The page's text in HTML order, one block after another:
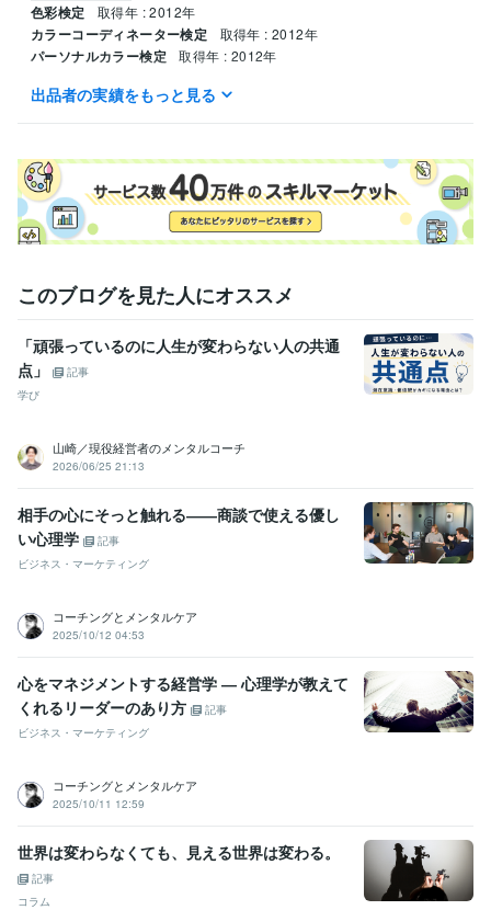
色彩検定 取得年 : 2012年
カラーコーディネーター検定 取得年 : 2012年
パーソナルカラー検定 取得年 : 2012年
得意分野
出品者の実績をもっと見る
このブログを見た人にオススメ
「頑張っているのに人生が変わらない人の共通
点」
記事
学び
山崎／現役経営者のメンタルコーチ
2026/06/25 21:13
相手の心にそっと触れる――商談で使える優し
い心理学
記事
ビジネス・マーケティング
コーチングとメンタルケア
2025/10/12 04:53
心をマネジメントする経営学 ― 心理学が教えて
くれるリーダーのあり方
記事
ビジネス・マーケティング
コーチングとメンタルケア
2025/10/11 12:59
世界は変わらなくても、見える世界は変わる。
記事
コラム